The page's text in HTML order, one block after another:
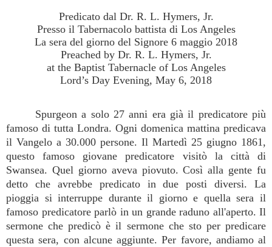
Predicato dal Dr. R. L. Hymers, Jr.
Presso il Tabernacolo battista di Los Angeles
La sera del giorno del Signore 6 maggio 2018
Preached by Dr. R. L. Hymers, Jr.
at the Baptist Tabernacle of Los Angeles
Lord’s Day Evening, May 6, 2018
Spurgeon a solo 27 anni era già il predicatore più
famoso di tutta Londra. Ogni domenica mattina predicava
il Vangelo a 30.000 persone. Il Martedì 25 giugno 1861,
questo famoso giovane predicatore visitò la città di
Swansea. Quel giorno aveva piovuto. Così alla gente fu
detto che avrebbe predicato in due posti diversi. La
pioggia si interruppe durante il giorno e quella sera il
famoso predicatore parlò in un grande raduno all'aperto. Il
sermone che predicò è il sermone che sto per predicare
questa sera, con alcune aggiunte. Per favore, andiamo al